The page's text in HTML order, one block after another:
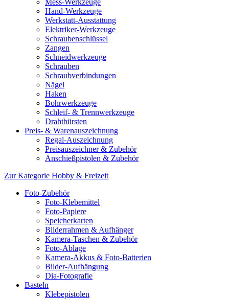
Mess-Werkzeuge
Hand-Werkzeuge
Werkstatt-Ausstattung
Elektriker-Werkzeuge
Schraubenschlüssel
Zangen
Schneidwerkzeuge
Schrauben
Schraubverbindungen
Nägel
Haken
Bohrwerkzeuge
Schleif- & Trennwerkzeuge
Drahtbürsten
Preis- & Warenauszeichnung
Regal-Auszeichnung
Preisauszeichner & Zubehör
Anschießpistolen & Zubehör
Zur Kategorie Hobby & Freizeit
Foto-Zubehör
Foto-Klebemittel
Foto-Papiere
Speicherkarten
Bilderrahmen & Aufhänger
Kamera-Taschen & Zubehör
Foto-Ablage
Kamera-Akkus & Foto-Batterien
Bilder-Aufhängung
Dia-Fotografie
Basteln
Klebepistolen